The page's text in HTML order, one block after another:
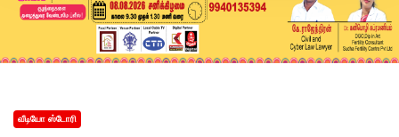
வீடியோ ஸ்டோரி